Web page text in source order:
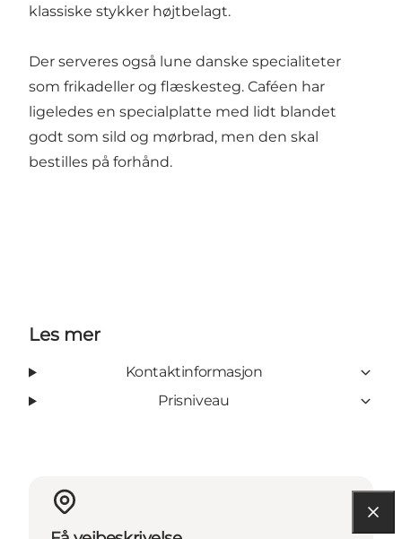
klassiske stykker højtbelagt.
Der serveres også lune danske specialiteter
som frikadeller og flæskesteg. Caféen har
ligeledes en specialplatte med lidt blandet
godt som sild og mørbrad, men den skal
bestilles på forhånd.
Les mer
Kontaktinformasjon
Prisniveau